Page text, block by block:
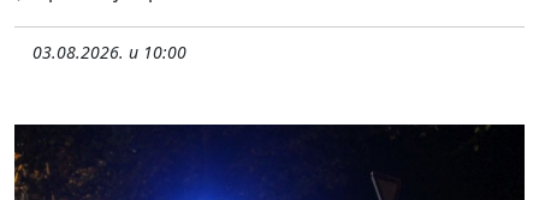
03.08.2026. u 10:00